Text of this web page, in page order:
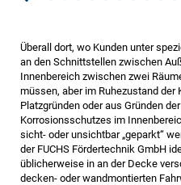
Überall dort, wo Kunden unter
an den Schnittstellen zwischen
Innenbereich zwischen zwei
müssen, aber im Ruhezustand der
Platzgründen oder aus Gründen
Korrosionsschutzes im
sicht- oder unsichtbar „geparkt“
der FUCHS Fördertechnik GmbH
üblicherweise in an der Decke
decken- oder wandmontierten